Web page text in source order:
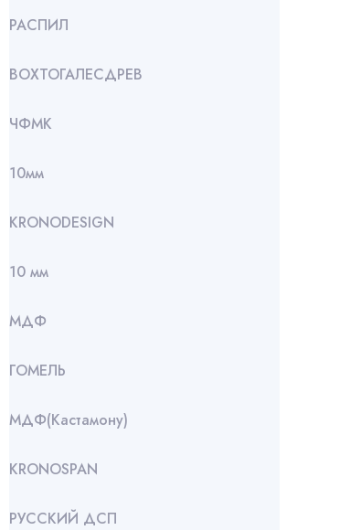
РАСПИЛ
ВОХТОГАЛЕСДРЕВ
ЧФМК
10мм
KRONODESIGN
10 мм
МДФ
ГОМЕЛЬ
МДФ(Кастамону)
KRONOSPAN
РУССКИЙ ДСП